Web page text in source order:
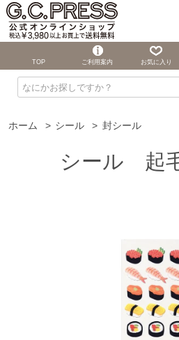
ホーム > シール > 封シール
シール 起
TOP ご利用案内 お気に入り